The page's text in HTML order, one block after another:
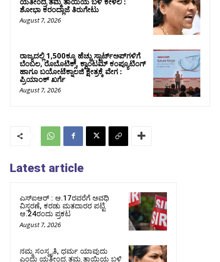
ಶೋಭಾ ಕರಂದ್ಲಾಜೆ ತಿರುಗೇಟು
August 7, 2026
ರಾಜ್ಯದಲ್ಲಿ 1,500ಕ್ಕೂ ಹೆಚ್ಚು ಸ್ಟಾರ್ಟ್‌ಅಪ್‌ಗಳಿಗೆ
ಬೆಂಬಲ, ರೊಬೊಟಿಕ್ಸ್, ಕ್ವಾಂಟಮ್ ಕಂಪ್ಯೂಟಿಂಗ್
ಹಾಗೂ ಬಯೋಟೆಕ್ನಾಲಜಿ ಕ್ಷೇತ್ರಕ್ಕೆ ವೇಗ :
ಪ್ರಿಯಾಂಕ್‌ ಖರ್ಗೆ
August 7, 2026
Latest article
ಎಸ್‌ಐಆರ್‌ : ಆ.17ರವರೆಗೆ ಅವಧಿ
ವಿಸ್ತರಣೆ, ಕರಡು ಮತದಾರರ ಪಟ್ಟಿ
ಆ.24ರಂದು ಪ್ರಕಟ
August 7, 2026
ನಮ್ಮ ಸಂಸ್ಕೃತಿ, ಧರ್ಮ ಯಾವುದು
ಎಂದು ಯತೀಂದ್ರ ತಮ್ಮ ತಾಯಿಯ ಬಳಿ